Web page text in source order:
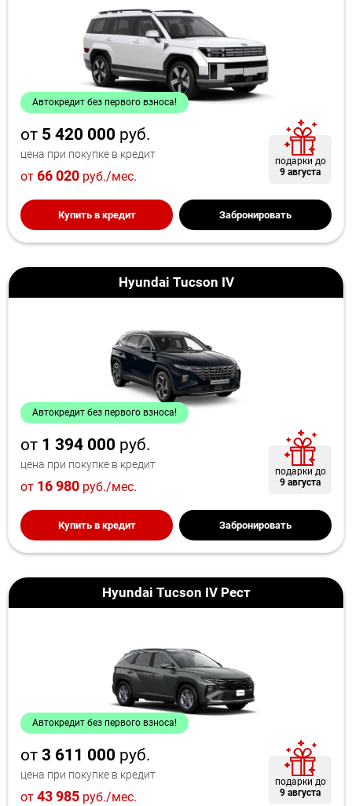
Автокредит без первого взноса!
от 5 420 000 руб.
цена при покупке в кредит
от 66 020 руб./мес.
подарки до
9 августа
Купить в кредит Забронировать
Hyundai Tucson IV
Автокредит без первого взноса!
от 1 394 000 руб.
цена при покупке в кредит
от 16 980 руб./мес.
подарки до
9 августа
Купить в кредит Забронировать
Hyundai Tucson IV Рест
Автокредит без первого взноса!
от 3 611 000 руб.
цена при покупке в кредит
от 43 985 руб./мес.
подарки до
9 августа